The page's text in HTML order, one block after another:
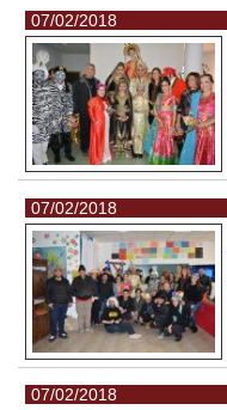
07/02/2018
07/02/2018
07/02/2018